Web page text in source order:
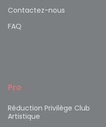
Contactez-nous
FAQ
Pro
Réduction Privilège Club
Artistique